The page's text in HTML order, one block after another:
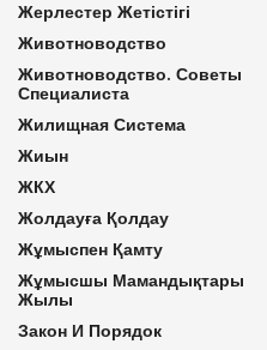
Жерлестер Жетістігі
Животноводство
Животноводство. Советы
Специалиста
Жилищная Система
Жиын
ЖКХ
Жолдауға Қолдау
Жұмыспен Қамту
Жұмысшы Мамандықтары
Жылы
Закон И Порядок